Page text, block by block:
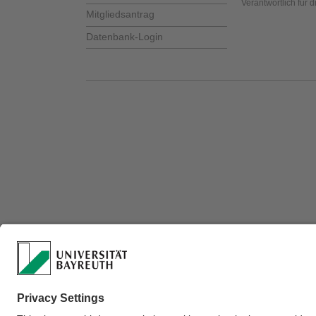
Mitgliedsantrag
Datenbank-Login
Verantwortlich für